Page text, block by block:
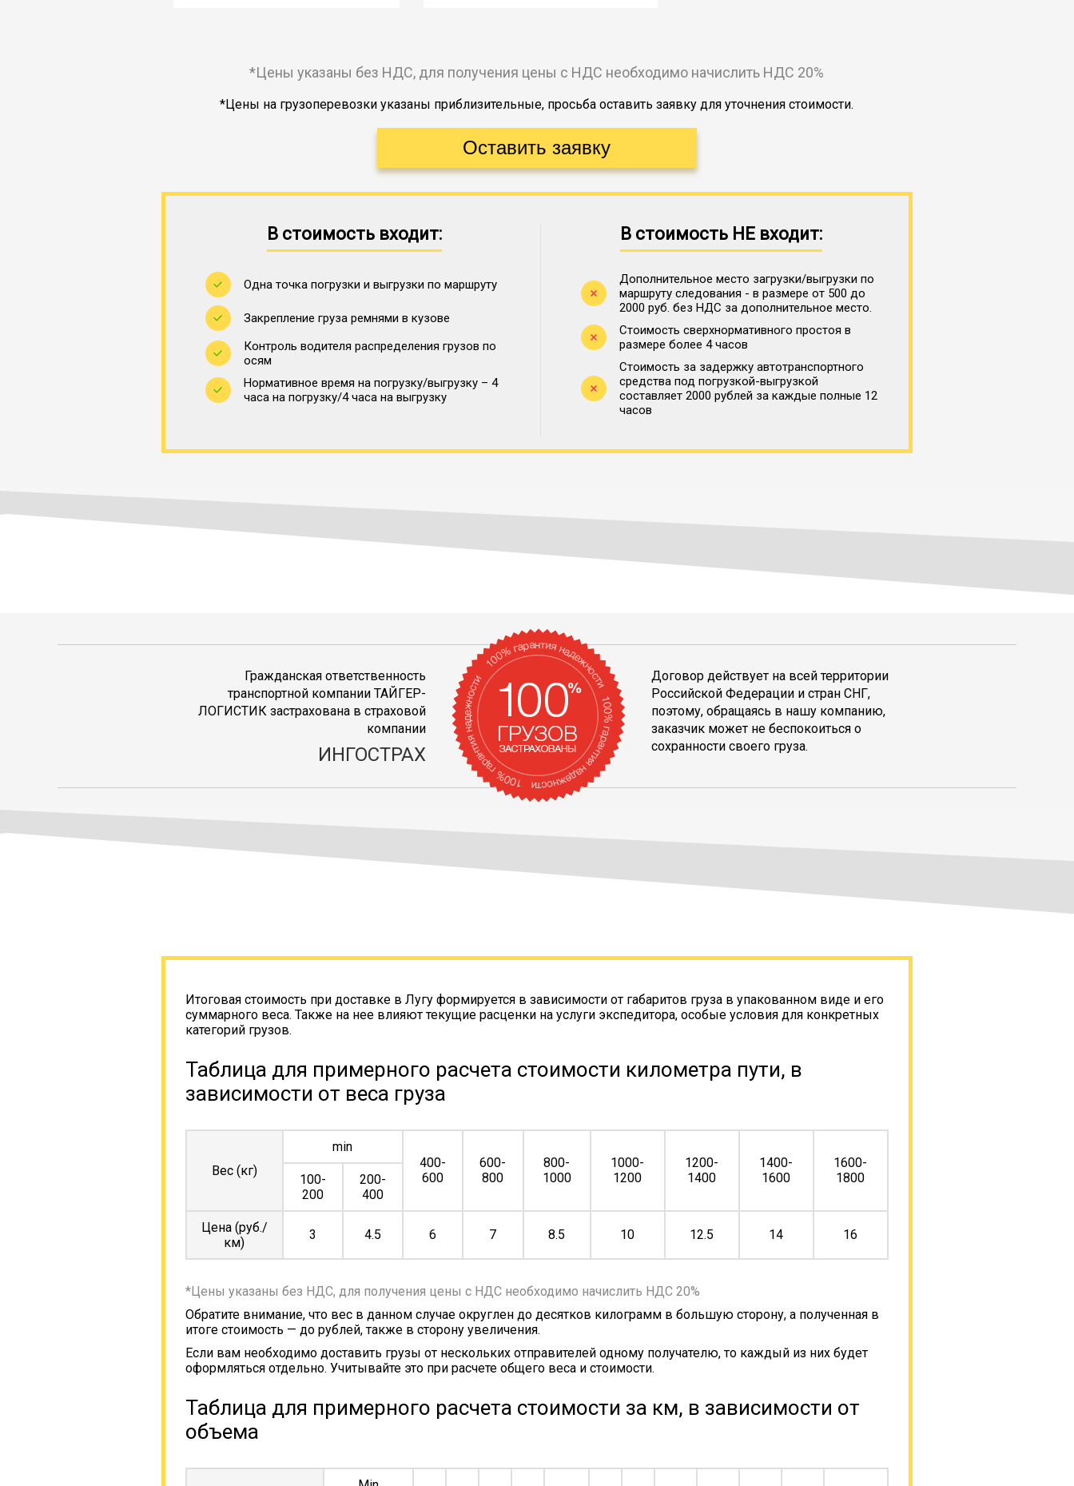
*Цены указаны без НДС, для получения цены с НДС необходимо начислить НДС 20%
*Цены на грузоперевозки указаны приблизительные, просьба оставить заявку для уточнения стоимости.
В стоимость входит:
Одна точка погрузки и выгрузки по маршруту
Закрепление груза ремнями в кузове
Контроль водителя распределения грузов по
осям
Нормативное время на погрузку/выгрузку – 4
часа на погрузку/4 часа на выгрузку
В стоимость НЕ входит:
Дополнительное место загрузки/выгрузки по
маршруту следования - в размере от 500 до
2000 руб. без НДС за дополнительное место.
Стоимость сверхнормативного простоя в
размере более 4 часов
Стоимость за задержку автотранспортного
средства под погрузкой-выгрузкой
составляет 2000 рублей за каждые полные 12
часов
Гражданская ответственность
транспортной компании ТАЙГЕР-
ЛОГИСТИК застрахована в страховой
компании
ИНГОСТРАХ
Договор действует на всей территории
Российской Федерации и стран СНГ,
поэтому, обращаясь в нашу компанию,
заказчик может не беспокоиться о
сохранности своего груза.
Итоговая стоимость при доставке в Лугу формируется в зависимости от габаритов груза в упакованном виде и его
суммарного веса. Также на нее влияют текущие расценки на услуги экспедитора, особые условия для конкретных
категорий грузов.
Таблица для примерного расчета стоимости километра пути, в
зависимости от веса груза
Вес (кг)
min
400-
600
600-
800
800-
1000
1000-
1200
1200-
1400
1400-
1600
1600-
1800
100-
200
200-
400
Цена (руб./
км)
3 4.5 6 7 8.5 10 12.5 14 16
*Цены указаны без НДС, для получения цены с НДС необходимо начислить НДС 20%
Обратите внимание, что вес в данном случае округлен до десятков килограмм в большую сторону, а полученная в
итоге стоимость — до рублей, также в сторону увеличения.
Если вам необходимо доставить грузы от нескольких отправителей одному получателю, то каждый из них будет
оформляться отдельно. Учитывайте это при расчете общего веса и стоимости.
Таблица для примерного расчета стоимости за км, в зависимости от
объема